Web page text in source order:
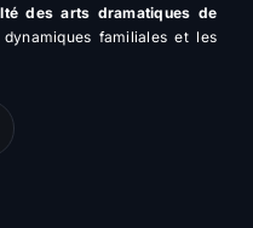
des arts dramatiques de
familiales et les